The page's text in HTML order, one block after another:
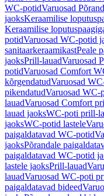
WC-potidVaruosad
jaoksKeraamilise
Keraamilise
potidVaruosad WC-potid
sanitaarkeraamikastPeale
jaoksPrill-lauadVaruosad
potidVaruosad Comfort
kõrgendatudVaruosad
pikendatudVaruosad WC-
lauadVaruosad Comfort
lauad jaoksWC-poti prill-
jaoksWC-potid lastele
paigaldatavad WC-potid
jaoksPõrandale
paigaldatavad WC-potid
lastele jaoksPrill-lauad
lauadVaruosad WC-poti
paigaldatavad bideed